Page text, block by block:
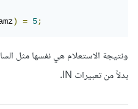
) = 5;
بدلاً من تعبيرات IN.